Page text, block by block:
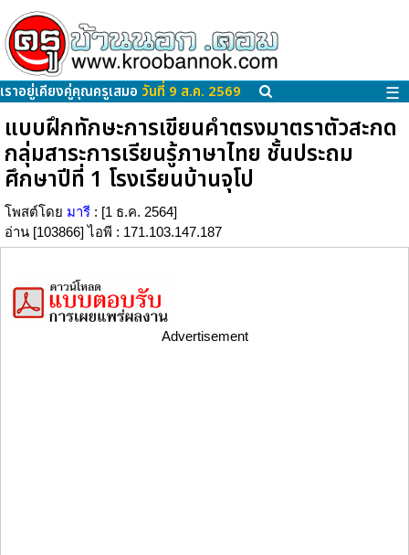
เราอยู่เคียงคู่คุณครูเสมอ วันที่ 9 ส.ค. 2569 ☰
แบบฝึกทักษะการเขียนคำตรงมาตราตัวสะกด
กลุ่มสาระการเรียนรู้ภาษาไทย ชั้นประถม
ศึกษาปีที่ 1 โรงเรียนบ้านจุโป
โพสต์โดย มารี : [1 ธ.ค. 2564]
อ่าน [103866] ไอพี : 171.103.147.187
Advertisement